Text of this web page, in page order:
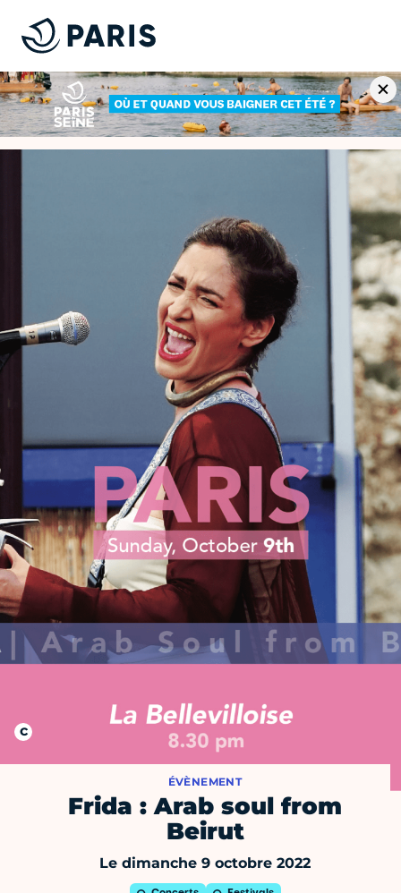
ÉVÈNEMENT
Frida : Arab soul from
Beirut
Le dimanche 9 octobre 2022